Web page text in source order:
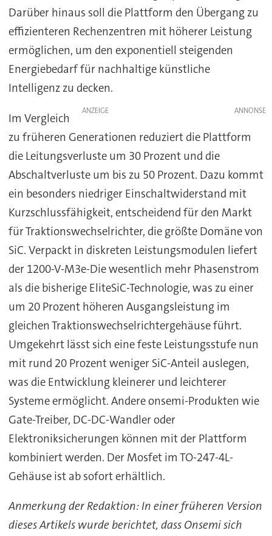
Darüber hinaus soll die Plattform den Übergang zu
effizienteren Rechenzentren mit höherer Leistung
ermöglichen, um den exponentiell steigenden
Energiebedarf für nachhaltige künstliche
Intelligenz zu decken.
ANZEIGE
Im Vergleich
zu früheren Generationen reduziert die Plattform
die Leitungsverluste um 30 Prozent und die
Abschaltverluste um bis zu 50 Prozent. Dazu kommt
ein besonders niedriger Einschaltwiderstand mit
Kurzschlussfähigkeit, entscheidend für den Markt
für Traktionswechselrichter, die größte Domäne von
SiC. Verpackt in diskreten Leistungsmodulen liefert
der 1200-V-M3e-Die wesentlich mehr Phasenstrom
als die bisherige EliteSiC-Technologie, was zu einer
um 20 Prozent höheren Ausgangsleistung im
gleichen Traktionswechselrichtergehäuse führt.
Umgekehrt lässt sich eine feste Leistungsstufe nun
mit rund 20 Prozent weniger SiC-Anteil auslegen,
was die Entwicklung kleinerer und leichterer
Systeme ermöglicht. Andere onsemi-Produkten wie
Gate-Treiber, DC-DC-Wandler oder
Elektroniksicherungen können mit der Plattform
kombiniert werden. Der Mosfet im TO-247-4L-
Gehäuse ist ab sofort erhältlich.
Anmerkung der Redaktion: In einer früheren Version
dieses Artikels wurde berichtet, dass Onsemi sich